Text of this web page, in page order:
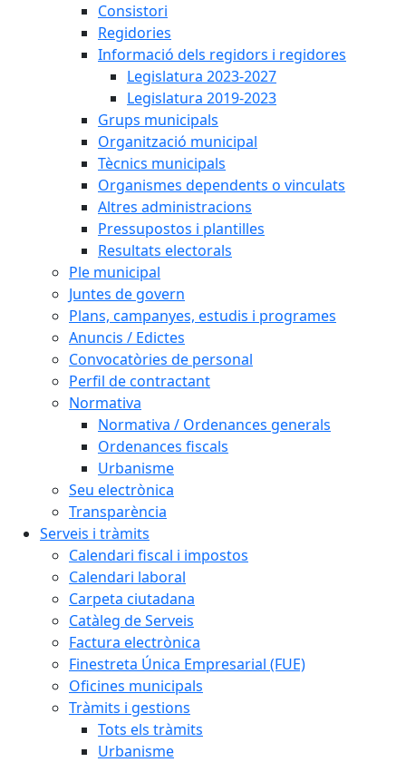
Consistori
Regidories
Informació dels regidors i regidores
Legislatura 2023-2027
Legislatura 2019-2023
Grups municipals
Organització municipal
Tècnics municipals
Organismes dependents o vinculats
Altres administracions
Pressupostos i plantilles
Resultats electorals
Ple municipal
Juntes de govern
Plans, campanyes, estudis i programes
Anuncis / Edictes
Convocatòries de personal
Perfil de contractant
Normativa
Normativa / Ordenances generals
Ordenances fiscals
Urbanisme
Seu electrònica
Transparència
Serveis i tràmits
Calendari fiscal i impostos
Calendari laboral
Carpeta ciutadana
Catàleg de Serveis
Factura electrònica
Finestreta Única Empresarial (FUE)
Oficines municipals
Tràmits i gestions
Tots els tràmits
Urbanisme